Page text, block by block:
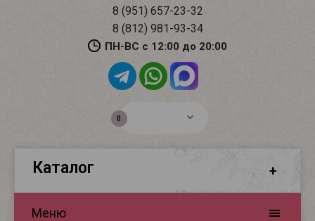
8 (951) 657-23-32
8 (812) 981-93-34
ПН-ВС с 12:00 до 20:00
0
Каталог
Меню